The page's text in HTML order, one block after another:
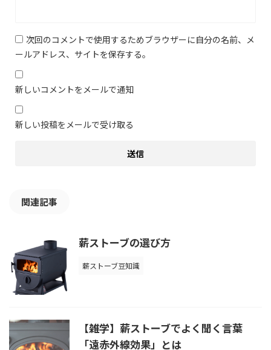
次回のコメントで使用するためブラウザーに自分の名前、メ
ールアドレス、サイトを保存する。
新しいコメントをメールで通知
新しい投稿をメールで受け取る
関連記事
薪ストーブの選び方
薪ストーブ豆知識
【雑学】薪ストーブでよく聞く言葉
「遠赤外線効果」とは